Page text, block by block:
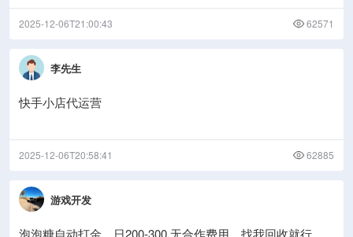
2025-12-06T21:00:43 62571
李先生
快手小店代运营
2025-12-06T20:58:41 62885
游戏开发
泡泡糖自动打金，日200-300,无合作费用，找我回收就行，